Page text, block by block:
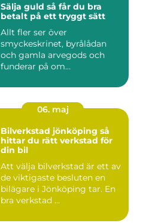
Sälja guld så får du bra
betalt på ett tryggt sätt
Allt fler ser över
smyckeskrinet, byrålådan
och gamla arvegods och
funderar på om
06. maj
Bilverkstad jönköping så
hittar du rätt verkstad för
din bil
Att välja bilverkstad är ett av
de viktigaste besluten en
bilägare i Jönköping tar. En
bra verkstad ...